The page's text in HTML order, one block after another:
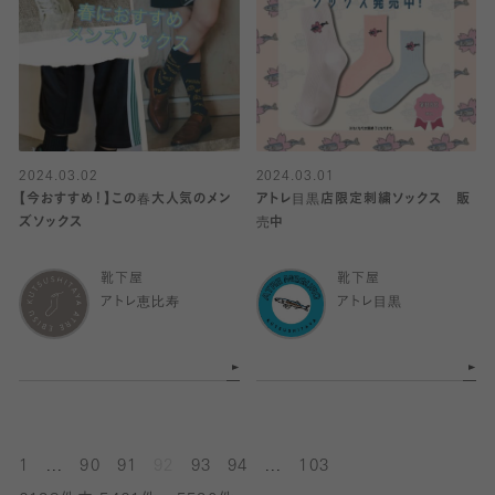
2024.03.02
【今おすすめ！】この春大人気のメン
ズソックス
靴下屋
アトレ恵比寿
2024.03.01
アトレ目黒店限定刺繍ソックス 販
売中
靴下屋
アトレ目黒
90 91 93 94 103